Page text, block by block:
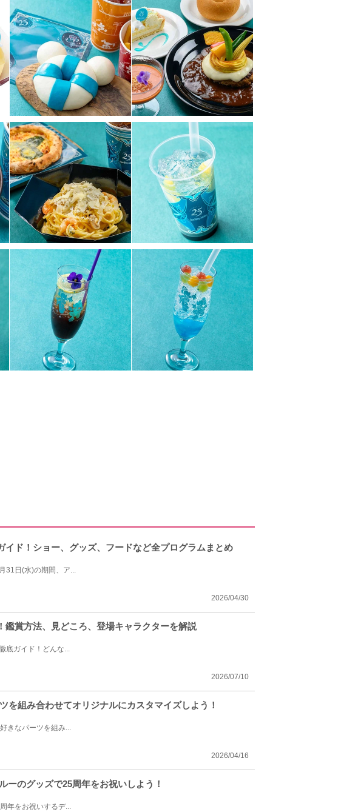
ド！ショー、グッズ、フードなど全プログラムまとめ
31日(水)の期間、ア...
2026/04/30
賞方法、見どころ、登場キャラクターを解説
底ガイド！どんな...
2026/07/10
を組み合わせてオリジナルにカスタマイズしよう！
きなパーツを組み...
2026/04/16
ーのグッズで25周年をお祝いしよう！
年をお祝いするデ...